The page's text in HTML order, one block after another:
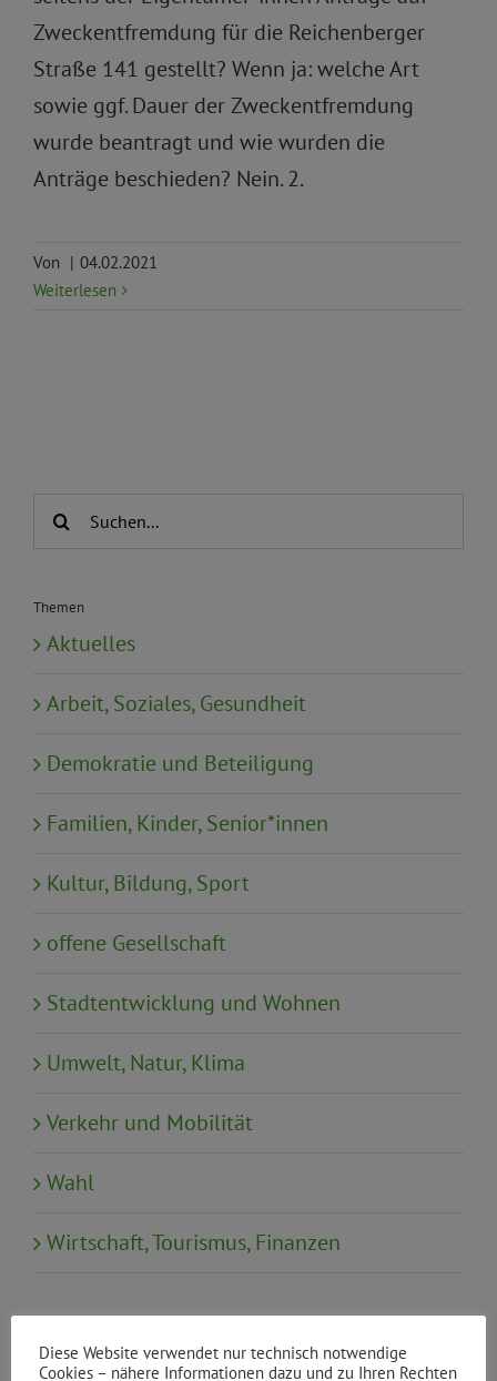
Zweckentfremdung für die Reichenberger
Straße 141 gestellt? Wenn ja: welche Art
sowie ggf. Dauer der Zweckentfremdung
wurde beantragt und wie wurden die
Anträge beschieden? Nein. 2.
Von | 04.02.2021
Weiterlesen
Suche
Themen
Aktuelles
Arbeit, Soziales, Gesundheit
Demokratie und Beteiligung
Familien, Kinder, Senior*innen
Kultur, Bildung, Sport
offene Gesellschaft
Stadtentwicklung und Wohnen
Umwelt, Natur, Klima
Verkehr und Mobilität
Wahl
Wirtschaft, Tourismus, Finanzen
Klimaneutral und bezahlbar heizen:
Diese Website verwendet nur technisch notwendige
Cookies – nähere Informationen dazu und zu Ihren Rechten